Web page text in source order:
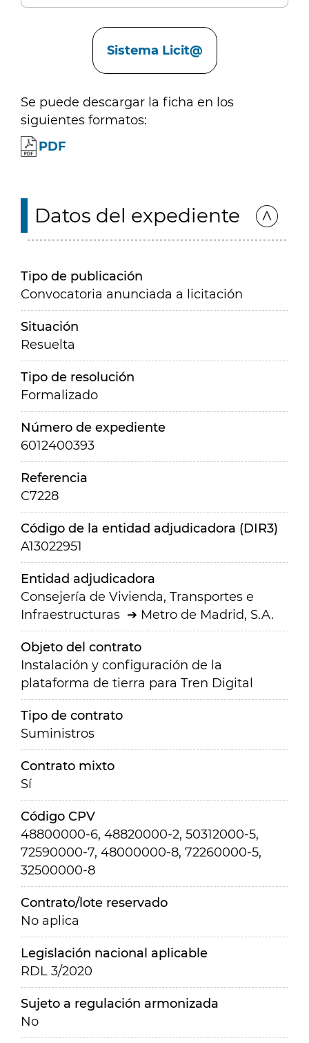
Sistema Licit@
Se puede descargar la ficha en los
siguientes formatos:
PDF
Datos del expediente
Tipo de publicación
Convocatoria anunciada a licitación
Situación
Resuelta
Tipo de resolución
Formalizado
Número de expediente
6012400393
Referencia
C7228
Código de la entidad adjudicadora (DIR3)
A13022951
Entidad adjudicadora
Consejería de Vivienda, Transportes e
Infraestructuras
Metro de Madrid, S.A.
Objeto del contrato
Instalación y configuración de la
plataforma de tierra para Tren Digital
Tipo de contrato
Suministros
Contrato mixto
Sí
Código CPV
48800000-6, 48820000-2, 50312000-5,
72590000-7, 48000000-8, 72260000-5,
32500000-8
Contrato/lote reservado
No aplica
Legislación nacional aplicable
RDL 3/2020
Sujeto a regulación armonizada
No